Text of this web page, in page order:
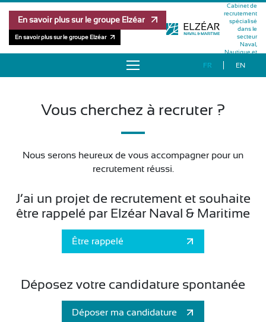
En savoir plus sur le groupe Elzéar
En savoir plus sur le groupe Elzéar
Cabinet de
recrutement
spécialisé
dans le
secteur
Naval,
Nautique et
FR EN
À PROPOS
OFFRES D’EMPLOI
MÉTHODOLOGIE
ÉQUIPE
PUBLICATIONS
Vous cherchez à recruter ?
Nous serons heureux de vous accompagner pour un
recrutement réussi.
J’ai un projet de recrutement et souhaite
être rappelé par Elzéar Naval & Maritime
Être rappelé
Déposez votre candidature spontanée
Déposer ma candidature